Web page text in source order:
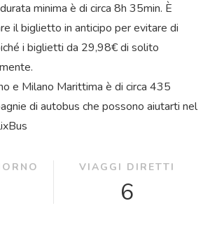
minima è di circa 8h 35min. È
il biglietto in anticipo per evitare di
i biglietti da 29,98€ di solito
e Milano Marittima è di circa 435
di autobus che possono aiutarti nel
VIAGGI DIRETTI
6